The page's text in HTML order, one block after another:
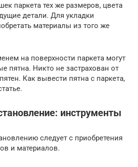
паркета тех же размеров, цвета
детали. Для укладки
материалы из того же
на поверхности паркета могут
пятна. Никто не застрахован от
Как вывести пятна с паркета,
инструменты
следует с приобретения
и материалов.